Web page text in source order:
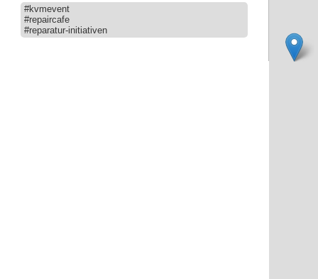
#kvmevent
#repaircafe
#reparatur-initiativen